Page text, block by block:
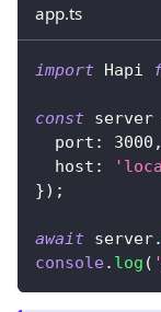
app.ts
import Hapi
const server
  port
: 3000 ,
  host
:
}) ;
await server.
console. log (